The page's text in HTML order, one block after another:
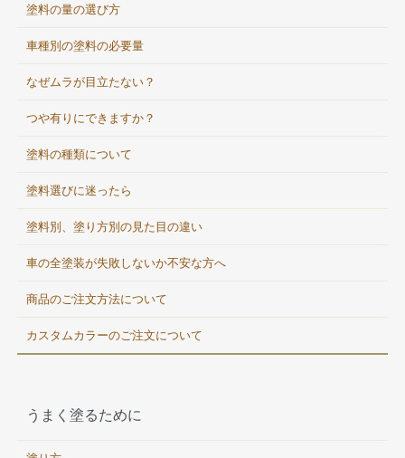
塗料の量の選び方
車種別の塗料の必要量
なぜムラが目立たない？
つや有りにできますか？
塗料の種類について
塗料選びに迷ったら
塗料別、塗り方別の見た目の違い
車の全塗装が失敗しないか不安な方へ
商品のご注文方法について
カスタムカラーのご注文について
うまく塗るために